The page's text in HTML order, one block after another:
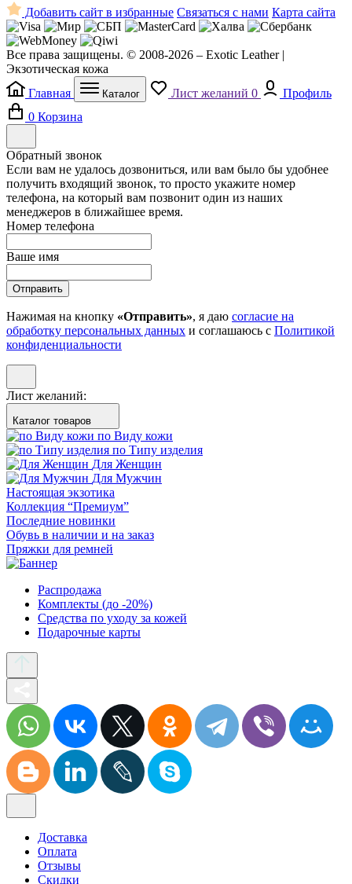
Добавить сайт в избранные Связаться с нами Карта сайта
Все права защищены. © 2008-2026 – Exotic Leather |
Экзотическая кожа
Главная
Каталог Лист желаний 0
Профиль
0 Корзина
Обратный звонок
Если вам не удалось дозвониться, или вам было бы удобнее
получить входящий звонок, то просто укажите номер
телефона, на который вам позвонит один из наших
менеджеров в ближайшее время.
Номер телефона
Ваше имя
Отправить
Нажимая на кнопку «Отправить», я даю согласие на
обработку персональных данных и соглашаюсь с Политикой
конфиденциальности
Лист желаний:
Каталог товаров
по Виду кожи
по Типу изделия
Для Женщин
Для Мужчин
Настоящая экзотика
Коллекция “Премиум”
Последние новинки
Обувь в наличии и на заказ
Пряжки для ремней
Распродажа
Комплекты (до -20%)
Средства по уходу за кожей
Подарочные карты
Доставка
Оплата
Отзывы
Скидки